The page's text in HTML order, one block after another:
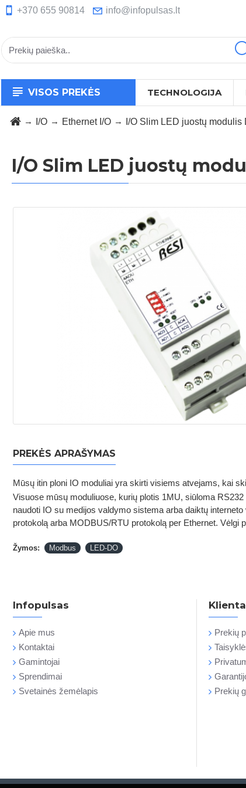
+370 655 90814 info@infopulsas.lt
VISOS PREKĖS TECHNOLOGIJA
I/O Ethernet I/O I/O Slim LED juostų modulis
I/O Slim LED juostų
PREKĖS APRAŠYMAS
Mūsų itin ploni IO moduliai yra skirti visiems atvejams, kai
Visuose mūsų moduliuose, kurių plotis 1MU, siūloma
naudoti IO su medijos valdymo sistema arba daiktų
protokolą arba MODBUS/RTU protokolą per Ethernet. Vėlgi
Žymos: Modbus LED-DO
Infopulsas
Apie mus
Kontaktai
Gamintojai
Sprendimai
Svetainės žemėlapis
Prekių
Prekių